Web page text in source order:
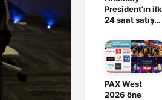
President'ın ilk
24 saat satış
açıklandı
PAX West
2026 öne